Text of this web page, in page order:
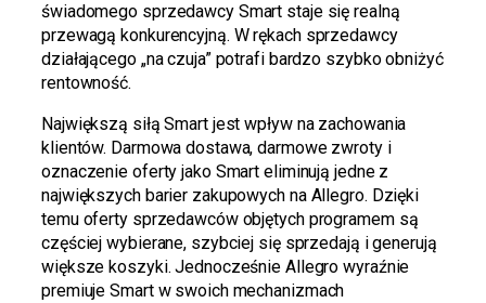
świadomego sprzedawcy Smart staje się realną
przewagą konkurencyjną. W rękach sprzedawcy
działającego „na czuja” potrafi bardzo szybko obniżyć
rentowność.
Największą siłą Smart jest wpływ na zachowania
klientów. Darmowa dostawa, darmowe zwroty i
oznaczenie oferty jako Smart eliminują jedne z
największych barier zakupowych na Allegro. Dzięki
temu oferty sprzedawców objętych programem są
częściej wybierane, szybciej się sprzedają i generują
większe koszyki. Jednocześnie Allegro wyraźnie
premiuje Smart w swoich mechanizmach